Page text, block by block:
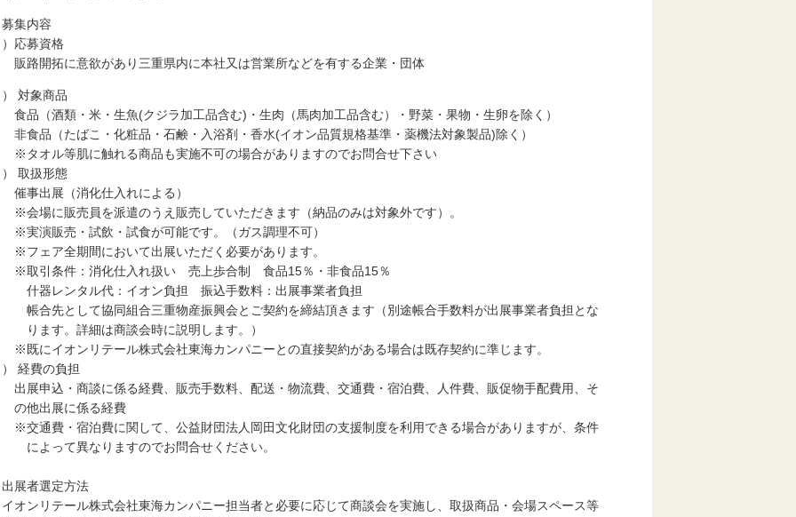
募集内容
）応募資格
販路開拓に意欲があり三重県内に本社又は営業所などを有する企業・団体
対象商品
（酒類・米・生魚(クジラ加工品含む)・生肉（馬肉加工品含む）・野菜・果物・生卵を除く）
品（たばこ・化粧品・石鹸・入浴剤・香水(イオン品質規格基準・薬機法対象製品)除く）
オル等肌に触れる商品も実施不可の場合がありますのでお問合せ下さい
取扱形態
出展（消化仕入れによる）
場に販売員を派遣のうえ販売していただきます（納品のみは対象外です）。
演販売・試飲・試食が可能です。（ガス調理不可）
ェア全期間において出展いただく必要があります。
引条件：消化仕入れ扱い 売上歩合制 食品15％・非食品15％
レンタル代：イオン負担 振込手数料：出展事業者負担
先として協同組合三重物産振興会とご契約を締結頂きます（別途帳合手数料が出展事業者負担とな
す。詳細は商談会時に説明します。）
にイオンリテール株式会社東海カンパニーとの直接契約がある場合は既存契約に準じます。
経費の負担
申込・商談に係る経費、販売手数料、配送・物流費、交通費・宿泊費、人件費、販促物手配費用、そ
出展に係る経費
通費・宿泊費に関して、公益財団法人岡田文化財団の支援制度を利用できる場合がありますが、条件
って異なりますのでお問合せください。
展者選定方法
ンリテール株式会社東海カンパニー担当者と必要に応じて商談会を実施し、取扱商品・会場スペース等